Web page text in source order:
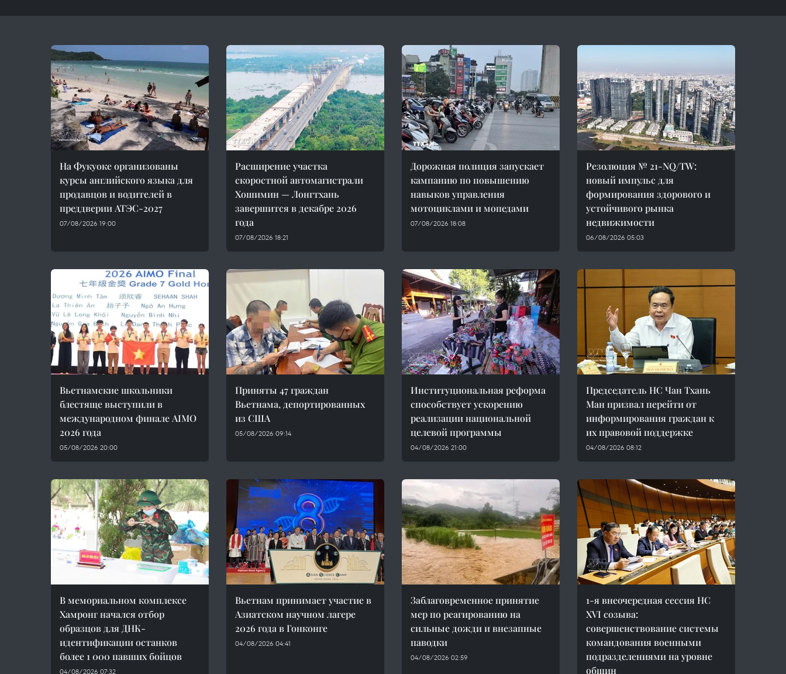
На Фукуоке организованы
курсы английского языка для
продавцов и водителей в
преддверии АТЭС-2027
07/08/2026 19:00
Расширение участка
скоростной автомагистрали
Хошимин — Лонгтхань
завершится в декабре 2026
года
07/08/2026 18:21
Дорожная полиция запускает
кампанию по повышению
навыков управления
мотоциклами и мопедами
07/08/2026 18:08
Резолюция № 21-NQ/TW:
новый импульс для
формирования здорового и
устойчивого рынка
недвижимости
06/08/2026 05:03
Вьетнамские школьники
блестяще выступили в
международном финале AIMO
2026 года
05/08/2026 20:00
Приняты 47 граждан
Вьетнама, депортированных
из США
05/08/2026 09:14
Институциональная реформа
способствует ускорению
реализации национальной
целевой программы
04/08/2026 21:00
Председатель НС Чан Тхань
Ман призвал перейти от
информирования граждан к
их правовой поддержке
04/08/2026 08:12
В мемориальном комплексе
Хамронг начался отбор
образцов для ДНК-
идентификации останков
более 1 000 павших бойцов
04/08/2026 07:32
Вьетнам принимает участие в
Азиатском научном лагере
2026 года в Гонконге
04/08/2026 04:41
Заблаговременное принятие
мер по реагированию на
сильные дожди и внезапные
паводки
04/08/2026 02:59
1-я внеочередная сессия НС
XVI созыва:
совершенствование системы
командования военными
подразделениями на уровне
общин